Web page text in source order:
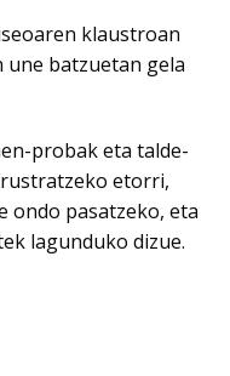
klaustroan
batzuetan gela
probak eta talde-
etorri,
ondo pasatzeko, eta
lagunduko dizue.